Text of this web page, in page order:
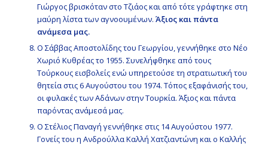
Γιώργος βρισκόταν στο Τζιάος και από τότε γράφτηκε στη
μαύρη λίστα των αγνοουμένων. Άξιος και πάντα
ανάμεσα μας.
Ο Σάββας Αποστολίδης του Γεωργίου, γεννήθηκε στο Νέο
Χωριό Κυθρέας το 1955. Συνελήφθηκε από τους
Τούρκους εισβολείς ενώ υπηρετούσε τη στρατιωτική του
θητεία στις 6 Αυγούστου του 1974. Τόπος εξαφάνισής του,
οι φυλακές των Αδάνων στην Τουρκία. Άξιος και πάντα
παρόντας ανάμεσά μας.
Ο Στέλιος Παναγή γεννήθηκε στις 14 Αυγούστου 1977.
Γονείς του η Ανδρούλλα Καλλή Χατζιαντώνη και ο Καλλής